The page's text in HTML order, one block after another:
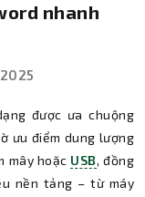
nhanh
được ưa chuộng
ưu điểm dung lượng
mây hoặc USB, đồng
nền tảng – từ máy